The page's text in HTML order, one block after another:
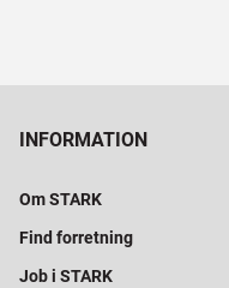
INFORMATION
Om STARK
Find forretning
Job i STARK